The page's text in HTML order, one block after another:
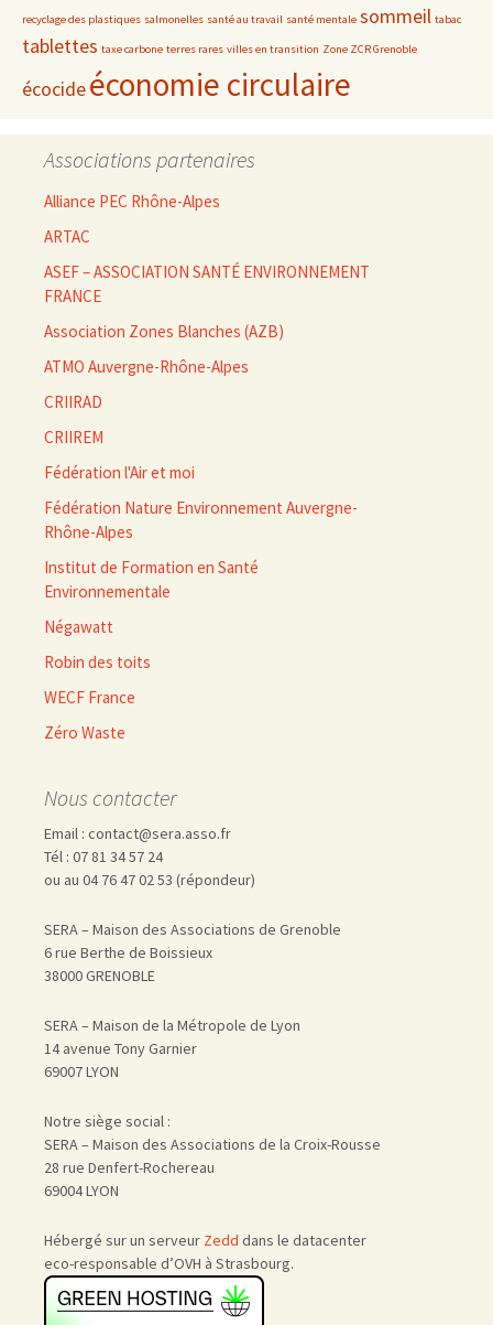
recyclage des plastiques salmonelles santé au travail santé mentale sommeil tabac
tablettes taxe carbone terres rares villes en transition Zone ZCR Grenoble
écocideéconomie circulaire
Associations partenaires
Alliance PEC Rhône-Alpes
ARTAC
ASEF – ASSOCIATION SANTÉ ENVIRONNEMENT
FRANCE
Association Zones Blanches (AZB)
ATMO Auvergne-Rhône-Alpes
CRIIRAD
CRIIREM
Fédération l'Air et moi
Fédération Nature Environnement Auvergne-
Rhône-Alpes
Institut de Formation en Santé
Environnementale
Négawatt
Robin des toits
WECF France
Zéro Waste
Nous contacter
Email : contact@sera.asso.fr
Tél : 07 81 34 57 24
ou au 04 76 47 02 53 (répondeur)
SERA – Maison des Associations de Grenoble
6 rue Berthe de Boissieux
38000 GRENOBLE
SERA – Maison de la Métropole de Lyon
14 avenue Tony Garnier
69007 LYON
Notre siège social :
SERA – Maison des Associations de la Croix-Rousse
28 rue Denfert-Rochereau
69004 LYON
Hébergé sur un serveur Zedd dans le datacenter
eco-responsable d’OVH à Strasbourg.